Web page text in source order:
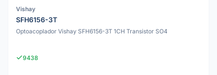
Vishay
SFH6156-3T
Optoacoplador Vishay SFH6156-3T 1CH Transistor SO4
9438